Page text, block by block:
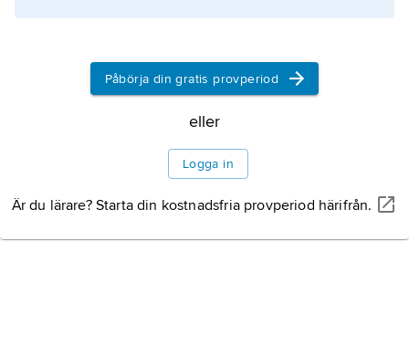
Påbörja din gratis provperiod
eller
Logga in
Är du lärare? Starta din kostnadsfria provperiod härifrån.